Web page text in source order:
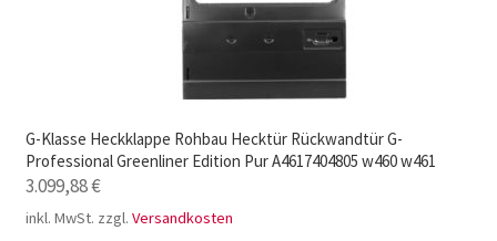
G-Klasse Heckklappe Rohbau Hecktür Rückwandtür G-
Professional Greenliner Edition Pur A4617404805 w460 w461
3.099,88€
inkl. MwSt. zzgl. Versandkosten